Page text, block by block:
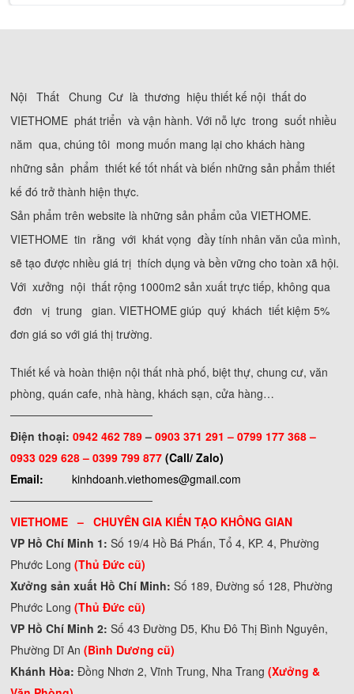
Nội Thất Chung Cư là thương hiệu thiết kế nội thất do
VIETHOME phát triển và vận hành. Với nỗ lực trong suốt nhiều
năm qua, chúng tôi mong muốn mang lại cho khách hàng
những sản phẩm thiết kế tốt nhất và biến những sản phẩm thiết
kế đó trở thành hiện thực.
Sản phẩm trên website là những sản phẩm của VIETHOME.
VIETHOME tin rằng với khát vọng đầy tính nhân văn của mình,
sẽ tạo được nhiều giá trị thích dụng và bền vững cho toàn xã hội.
Với xưởng nội thất rộng 1000m2 sản xuất trực tiếp, không qua
đơn vị trung gian. VIETHOME giúp quý khách tiết kiệm 5%
đơn giá so với giá thị trường.
Thiết kế và hoàn thiện nội thất nhà phố, biệt thự, chung cư, văn
phòng, quán cafe, nhà hàng, khách sạn, cửa hàng…
──────────────────
Điện thoại:0942 462 789–0903 371 291 –0799 177 368 –
0933 029 628 – 0399 799 877(Call/ Zalo)
Email:
kinhdoanh.viethomes@gmail.com
──────────────────
VIETHOME – CHUYÊN GIA KIẾN TẠO KHÔNG GIAN
VP Hồ Chí Minh 1: Số 19/4 Hồ Bá Phấn, Tổ 4, KP. 4, Phường
Phước Long(Thủ Đức cũ)
Xưởng sản xuất Hồ Chí Minh: Số 189, Đường số 128, Phường
Phước Long(Thủ Đức cũ)
VP Hồ Chí Minh 2: Số 43 Đường D5, Khu Đô Thị Bình Nguyên,
Phường Dĩ An (Bình Dương cũ)
Khánh Hòa:Đồng Nhơn 2, Vĩnh Trung, Nha Trang (Xưởng &